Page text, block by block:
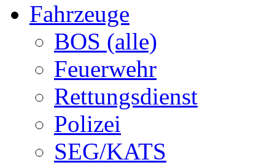
Fahrzeuge
BOS (alle)
Feuerwehr
Rettungsdienst
Polizei
SEG/KATS